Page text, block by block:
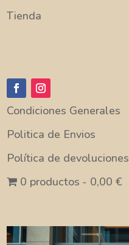
Tienda
Condiciones Generales
Politica de Envios
Política de devoluciones
0 productos
0,00 €